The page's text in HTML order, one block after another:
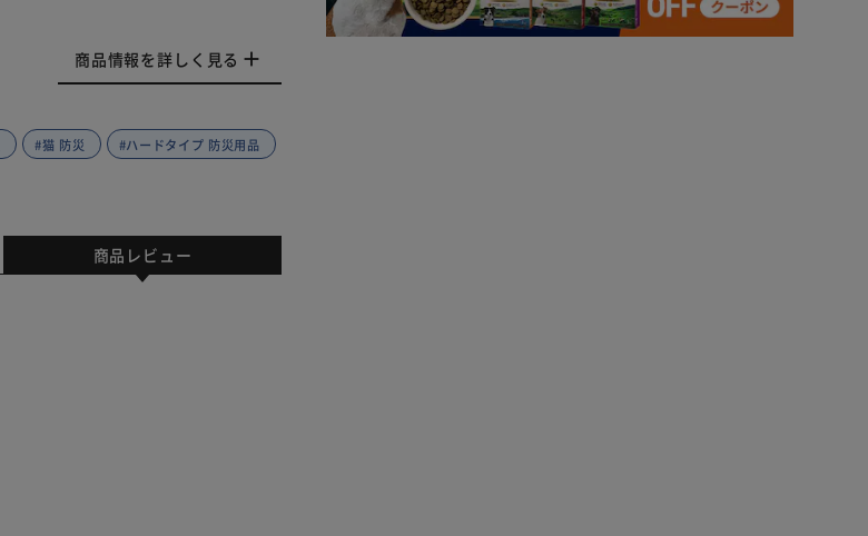
商品情報を詳しく見る
#猫 防災 #ハードタイプ 防災用品
商品レビュー